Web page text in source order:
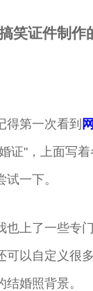
笑证件制作
得第一次看到
证"，上面写
试一下。
也上了一些专
可以自定义很
结婚照背景。